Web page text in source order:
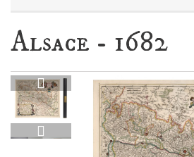
Alsace - 1682